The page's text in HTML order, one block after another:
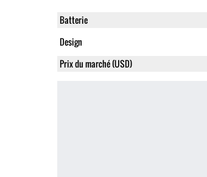
Batterie
Design
Prix du marché (USD)